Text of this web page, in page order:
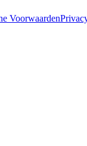
Voorwaarden